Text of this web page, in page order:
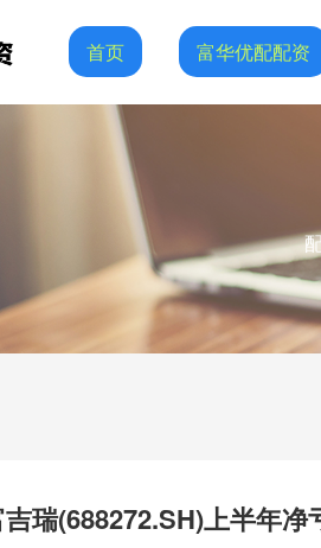
首页 富华优配配资
瑞(688272.SH)上半年净